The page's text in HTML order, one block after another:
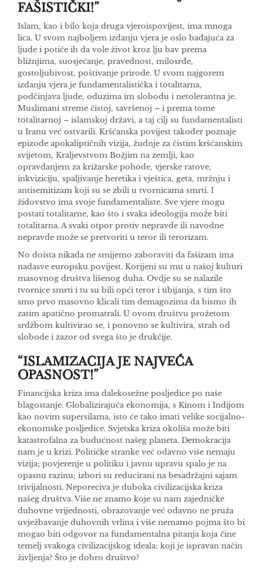
FAŠISTIČKI!”
Islam, kao i bilo koja druga vjeroispovijest, ima mnoga
lica. U svom najboljem izdanju vjera je oslo­ bađajuća za
ljude i potiče ih da vole život kroz lju­ bav prema
bližnjima, suosjećanje, pravednost, milo­srđe,
gostoljubivost, poštivanje prirode. U svom naj­gorem
izdanju vjera je fundamentalistička i totali­tarna,
podčinjava ljude, oduzima im slobodu i neto­lerantna je.
Muslimani streme čistoj, savršenoj – i prema tome
totalitarnoj – islamskoj državi, a taj cilj su fundamentalisti
u Iranu već ostvarili. Krš­ćanska povijest također poznaje
epizode apokalip­tičnih vizija, žudnje za čistim kršćanskim
svijetom, Kraljevstvom Božjim na zemlji, kao
opravdanjem za križarske pohode, vjerske ratove,
inkviziciju, spaljivanje heretika i vještica, geta, mržnju i
anti­semitizam koji su se zbili u tvornicama smrti. I
židovstvo ima svoje fundamentaliste. Sve vjere mo­gu
postati totalitarne, kao što i svaka ideologija može biti
totalitarna. A svaki otpor protiv nepra­vde ili navodne
nepravde može se pretvoriti u teror ili terorizam.
No doista nikada ne smijemo zaboraviti da faši­zam ima
nadasve europsku povijest. Korijeni su mu u našoj kulturi
masovnog društva lišenog duha. Ovdje su se nalazile
tvornice smrti i tu su bili opći teror i ubijanja, s tim što
smo prvo masovno klicali tim demagozima da bismo ih
zatim apatično pro­matrali. U ovom društvu prožetom
srdžbom kulti­virao se, i ponovno se kultivira, strah od
slobode i zazor od svega što je drukčije.
“ISLAMIZACIJA JE NAJVEĆA
OPASNOST!”
Financijska kriza ima dalekosežne posljedice po naše
blagostanje. Globalizirajuća ekonomija, s Ki­nom i Indijom
kao novim supersilama, isto će tako imati velike socijalno­
ekonomske posljedice. Svjet­ska kriza okoliša može biti
katastrofalna za buduć­nost našeg planeta. Demokracija
nam je u krizi. Političke stranke već odavno više nemaju
vizija; po­vjerenje u politiku i javnu upravu spalo je na
opa­snu razinu; izbori su reducirani na besadržajni sa­jam
trivijalnosti. Neporeciva je duboka civilizacijska kriza
našeg društva. Više ne znamo koje su nam zajedničke
duhovne vrijednosti, obrazovanje već odavno ne pruža
uvježbavanje duhovnih vrlina i više nemamo pojma što bi
mogao biti odgovor na fundamentalna pitanja koja čine
temelj svakoga civilizacijskog ideala: koji je ispravan način
življenja? Što je dobro društvo?